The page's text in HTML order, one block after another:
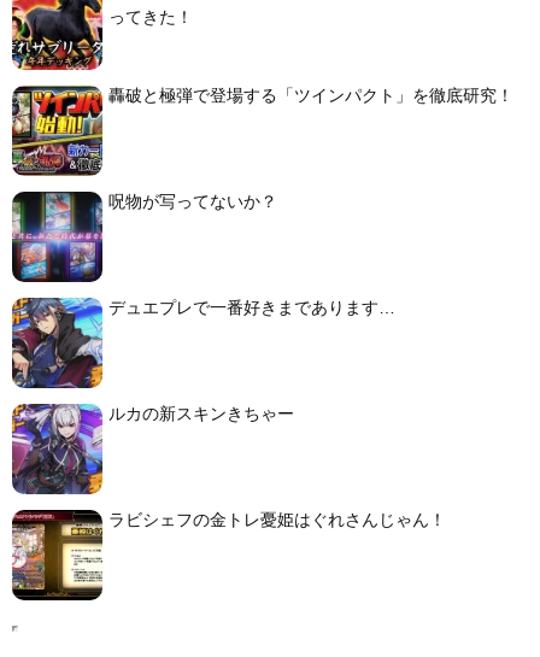
ってきた！
轟破と極弾で登場する「ツインパクト」を徹底研究！
呪物が写ってないか？
デュエプレで一番好きまであります…
ルカの新スキンきちゃー
ラビシェフの金トレ憂姫はぐれさんじゃん！